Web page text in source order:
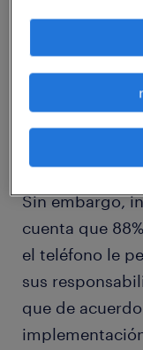
podría afectar
empleados.
Escuela de
Texas, la sola
capacidad de
Sin embargo,
cuenta que
el teléfono le
sus
que de